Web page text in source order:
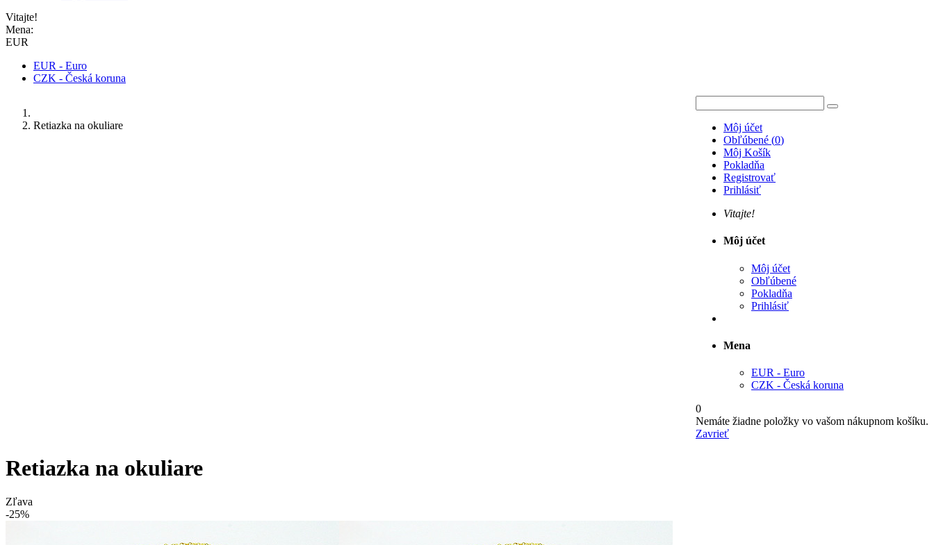
Vitajte!
Mena:
EUR
EUR - Euro
CZK - Česká koruna
Môj účet
Obľúbené (0)
Môj Košík
Pokladňa
Registrovať
Prihlásiť
Vitajte!
Môj účet
Môj účet
Obľúbené
Pokladňa
Prihlásiť
Mena
EUR - Euro
CZK - Česká koruna
0
Nemáte žiadne položky vo vašom nákupnom košíku.
Zavrieť
Retiazka na okuliare
Retiazka na okuliare
Zľava
-25%